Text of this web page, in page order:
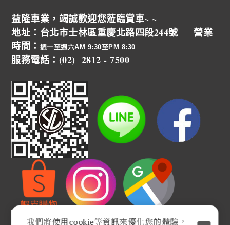
益隆車業，竭誠歡迎您蒞臨賞車~ ~
地址：台北市士林區重慶北路四段244號 營業
時間： 週一至週六AM 9:30至PM 8:30
服務電話：(02) 2812 - 7500
我們將使用cookie等資訊來優化您的體驗，